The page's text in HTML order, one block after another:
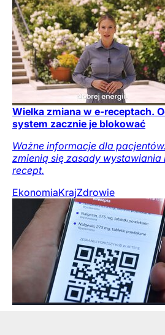
Wielka zmiana w e-receptach.
system zacznie je blokować
Ważne informacje dla
zmienią się zasady
recept.
EkonomiaKrajZdrowie